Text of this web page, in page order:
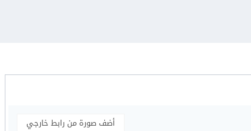
أضف صورة من رابط خارجي